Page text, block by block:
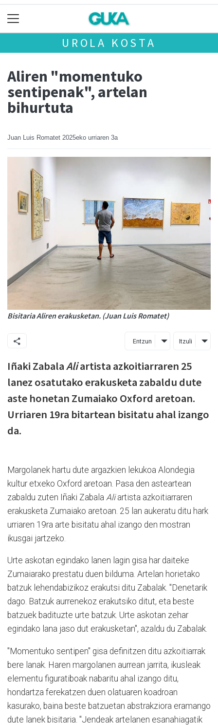
UROLA KOSTA
Aliren "momentuko
sentipenak", artelan
bihurtuta
Juan Luis Romatet 2025eko urriaren 3a
Bisitaria Aliren erakusketan. (Juan Luis Romatet)
Entzun Itzuli
Iñaki ZabalaAliartista azkoitiarraren 25
lanez osatutako erakusketa zabaldu dute
aste honetan Zumaiako Oxford aretoan.
Urriaren 19ra bitartean bisitatu ahal izango
da.
Margolanek hartu dute argazkien lekukoa Alondegia
kultur etxeko Oxford aretoan. Pasa den asteartean
zabaldu zuten Iñaki Zabala Aliartista azkoitiarraren
erakusketa Zumaiako aretoan. 25 lan aukeratu ditu hark
urriaren 19ra arte bisitatu ahal izango den mostran
ikusgai jartzeko.
Urte askotan egindako lanen lagin gisa har daiteke
Zumaiarako prestatu duen bilduma. Artelan horietako
batzuk lehendabizikoz erakutsi ditu Zabalak. "Denetarik
dago. Batzuk aurrenekoz erakutsiko ditut, eta beste
batzuek badituzte urte batzuk. Urte askotan zehar
egindako lana jaso dut erakusketan", azaldu du Zabalak.
"Momentuko sentipen" gisa definitzen ditu azkoitiarrak
bere lanak. Haren margolanen aurrean jarrita, ikusleak
elementu figuratiboak nabaritu ahal izango ditu,
hondartza ferekatzen duen olatuaren koadroan
kasurako, baina beste batzuetan abstrakziora eramango
dute lanek bisitaria. "Jendeak artelanen esanahiagatik